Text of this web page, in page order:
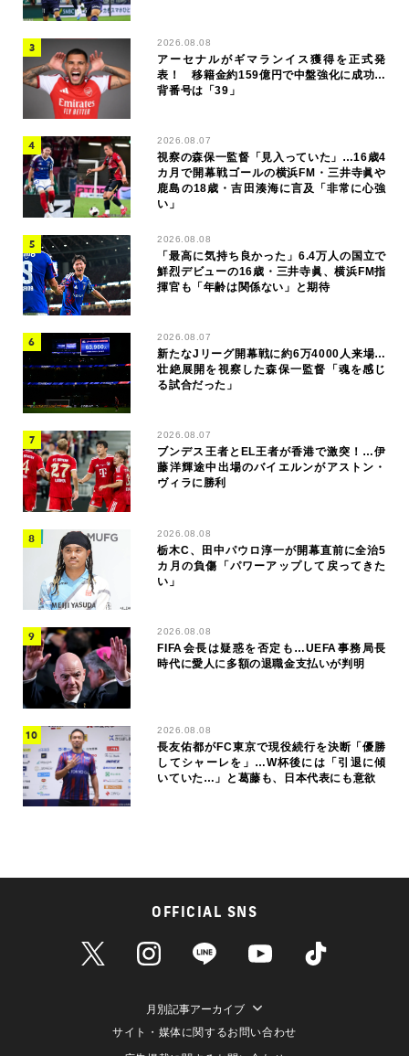
2026.08.08
アーセナルがギマランイス獲得を正式発
表！ 移籍金約159億円で中盤強化に成功…
背番号は「39」
2026.08.07
視察の森保一監督「見入っていた」…16歳4
カ月で開幕戦ゴールの横浜FM・三井寺眞や
鹿島の18歳・吉田湊海に言及「非常に心強
い」
2026.08.08
「最高に気持ち良かった」6.4万人の国立で
鮮烈デビューの16歳・三井寺眞、横浜FM指
揮官も「年齢は関係ない」と期待
2026.08.07
新たなJリーグ開幕戦に約6万4000人来場…
壮絶展開を視察した森保一監督「魂を感じ
る試合だった」
2026.08.07
ブンデス王者とEL王者が香港で激突！…伊
藤洋輝途中出場のバイエルンがアストン・
ヴィラに勝利
2026.08.08
栃木C、田中パウロ淳一が開幕直前に全治5
カ月の負傷「パワーアップして戻ってきた
い」
2026.08.08
FIFA会長は疑惑を否定も…UEFA事務局長
時代に愛人に多額の退職金支払いが判明
2026.08.08
長友佑都がFC東京で現役続行を決断「優勝
してシャーレを」…W杯後には「引退に傾
いていた…」と葛藤も、日本代表にも意欲
OFFICIAL SNS
月別記事アーカイブ
サイト・媒体に関するお問い合わせ